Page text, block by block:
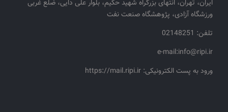
ایران، تهران، انتهای بزرگراه شهید حکیم، بلوار علی دایی، ضلع غربی
ورزشگاه آزادی، پژوهشگاه صنعت نفت
تلفن: 02148251
e-mail:info@ripi.ir
ورود به پست الکترونیکی: https://mail.ripi.ir